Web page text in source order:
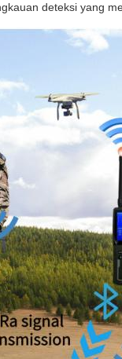
deteksi yang